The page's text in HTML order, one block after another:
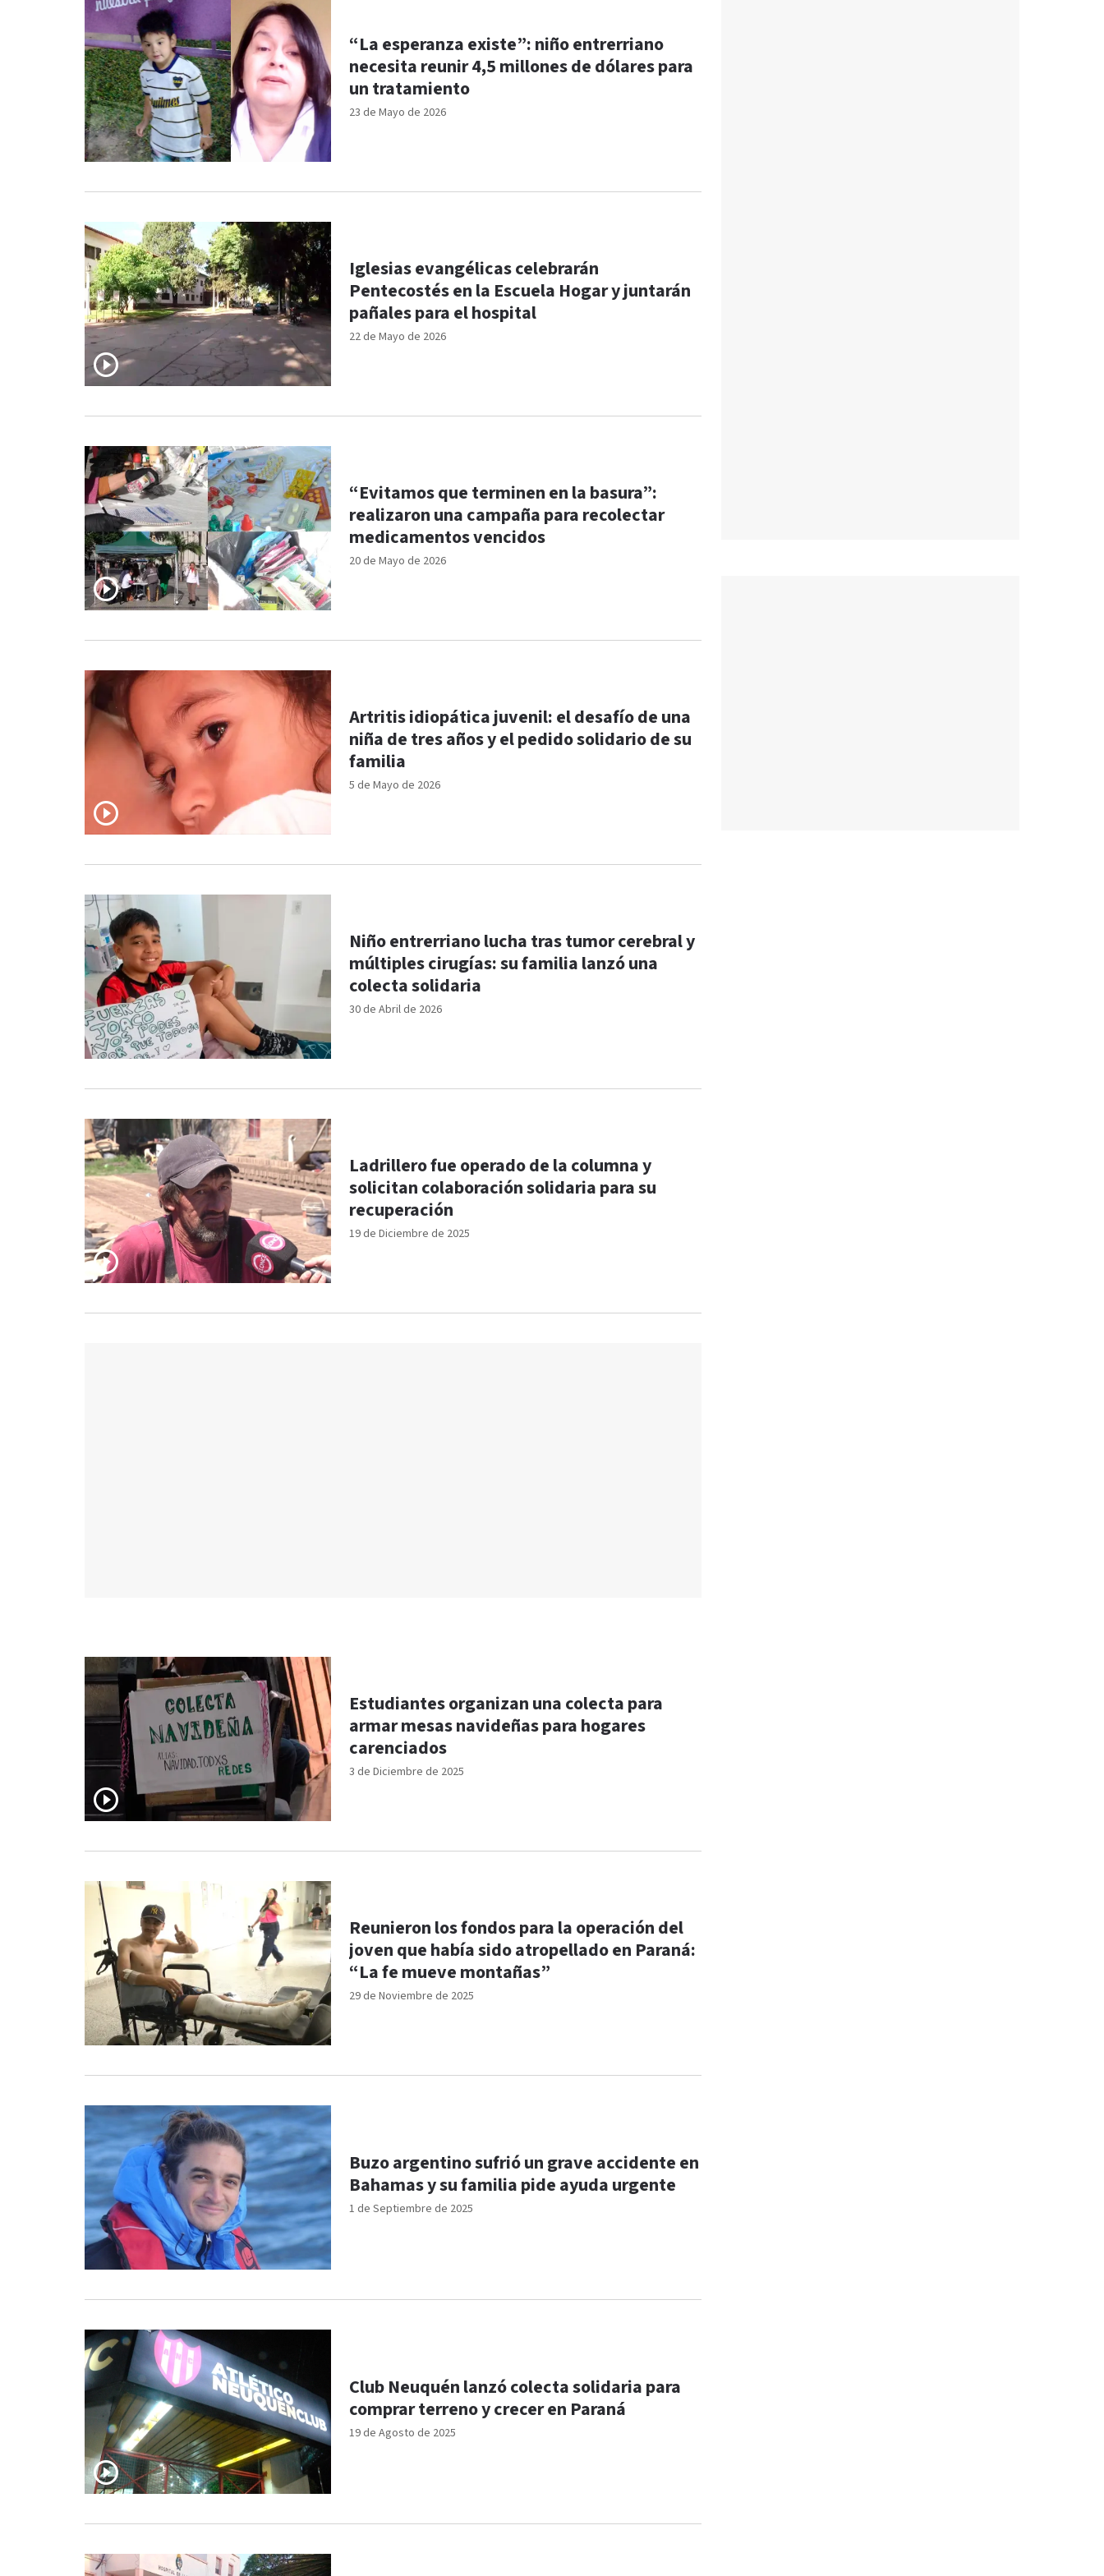
23 de Mayo de 2026
“La esperanza existe”: niño entrerriano
necesita reunir 4,5 millones de dólares para
un tratamiento
22 de Mayo de 2026
Iglesias evangélicas celebrarán
Pentecostés en la Escuela Hogar y juntarán
pañales para el hospital
20 de Mayo de 2026
“Evitamos que terminen en la basura”:
realizaron una campaña para recolectar
medicamentos vencidos
5 de Mayo de 2026
Artritis idiopática juvenil: el desafío de una
niña de tres años y el pedido solidario de su
familia
30 de Abril de 2026
Niño entrerriano lucha tras tumor cerebral y
múltiples cirugías: su familia lanzó una
colecta solidaria
19 de Diciembre de 2025
Ladrillero fue operado de la columna y
solicitan colaboración solidaria para su
recuperación
3 de Diciembre de 2025
Estudiantes organizan una colecta para
armar mesas navideñas para hogares
carenciados
29 de Noviembre de 2025
Reunieron los fondos para la operación del
joven que había sido atropellado en Paraná:
“La fe mueve montañas”
1 de Septiembre de 2025
Buzo argentino sufrió un grave accidente en
Bahamas y su familia pide ayuda urgente
19 de Agosto de 2025
Club Neuquén lanzó colecta solidaria para
comprar terreno y crecer en Paraná